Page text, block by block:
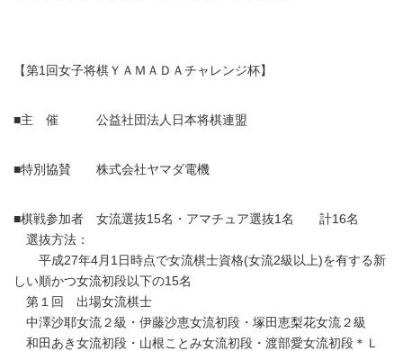
【第1回女子将棋ＹＡＭＡＤＡチャレンジ杯】
■主 催 公益社団法人日本将棋連盟
■特別協賛 株式会社ヤマダ電機
■棋戦参加者 女流選抜15名・アマチュア選抜1名 計16名
選抜方法：
平成27年4月1日時点で女流棋士資格(女流2級以上)を有する新
しい順かつ女流初段以下の15名
第１回 出場女流棋士
中澤沙耶女流２級・伊藤沙恵女流初段・塚田恵梨花女流２級
和田あき女流初段・山根ことみ女流初段・渡部愛女流初段＊Ｌ